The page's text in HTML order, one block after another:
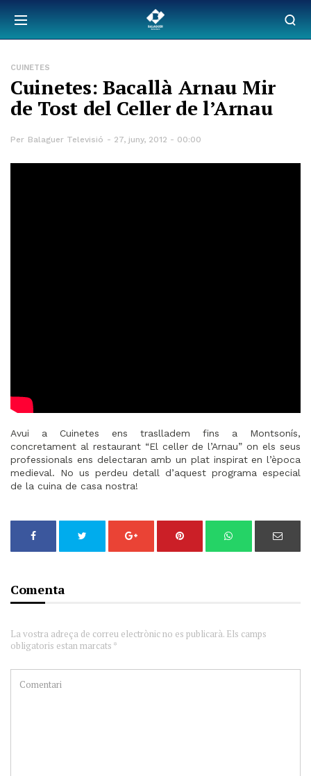
CUINETES
Cuinetes: Bacallà Arnau Mir
de Tost del Celler de l’Arnau
Per Balaguer Televisió 27, juny, 2012 - 00:00
Avui a Cuinetes ens traslladem fins a Montsonís,
concretament al restaurant “El celler de l’Arnau” on els seus
professionals ens delectaran amb un plat inspirat en l’època
medieval. No us perdeu detall d’aquest programa especial
de la cuina de casa nostra!
Comenta
La vostra adreça de correu electrònic no es publicarà. Els camps
obligatoris estan marcats *